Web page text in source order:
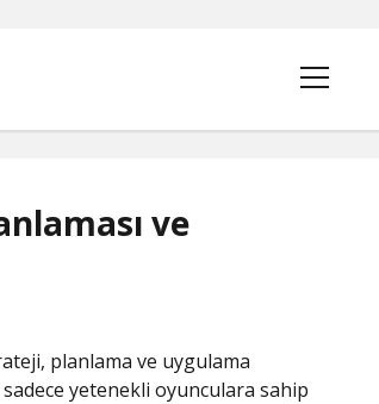
menüyü
aç
HILESI
ve
planlama ve uygulama
yetenekli oyunculara sahip